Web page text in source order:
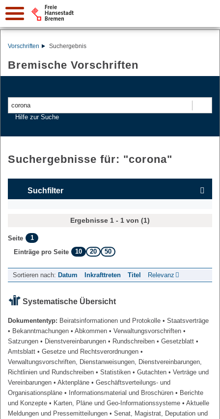
Vorschriften Suchergebnis
Bremische Vorschriften
Hilfe zur Suche
Suchergebnisse für: "corona"
Suchfilter
Ergebnisse 1 - 1 von (1)
Seite
1
Einträge pro Seite
10 20 50
Sortieren nach: Datum Inkrafttreten Titel Relevanz
Systematische Übersicht
Dokumententyp: Beiratsinformationen und Protokolle • Staatsverträge
• Bekanntmachungen • Abkommen • Verwaltungsvorschriften •
Satzungen • Dienstvereinbarungen • Rundschreiben • Gesetzblatt •
Amtsblatt • Gesetze und Rechtsverordnungen •
Verwaltungsvorschriften, Dienstanweisungen, Dienstvereinbarungen,
Richtlinien und Rundschreiben • Statistiken • Gutachten • Verträge und
Vereinbarungen • Aktenpläne • Geschäftsverteilungs- und
Organisationspläne • Informationsmaterial und Broschüren • Berichte
und Konzepte • Karten, Pläne und Geo-Informationssysteme • Aktuelle
Meldungen und Pressemitteilungen • Senat, Magistrat, Deputation und